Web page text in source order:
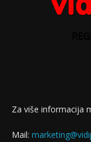
Za više informacija
Mail: